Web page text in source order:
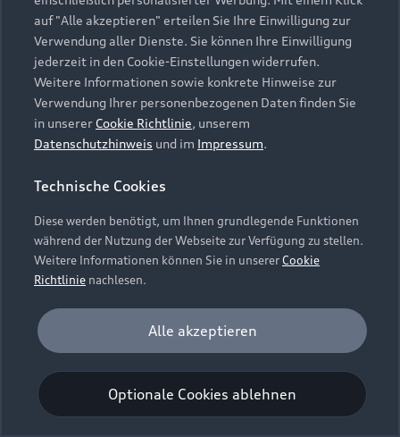
Aktionen & Angebote
Geschäftskunden
Garantie
Audi digital services
myAudi
Händlersuche
Audi Code
Häufige Fragen (FAQ)
Audi Online Beratung
Bordbuch & Bedienungsanleitungen
Verträge kündigen
Vertrag widerrufen
Unternehmen
Karriere
Investor Relations
Presse & Media Center
Datenschutz
Audi erleben
Newsletter
© 2026 AUDI AG. Alle Rechte vorbehalten
Datenschutzinformation
Cookie-Richtlinie
Barrierefreiheit
Digital Services Act
EU Data Act
Embleme am Fahrzeug bei allen Abbildungen auf dieser
Webseite kann abweichen.
auf "Alle akzeptieren" erteilen Sie Ihre Einwilligung zur
Verwendung aller Dienste. Sie können Ihre Einwilligung
jederzeit in den Cookie-Einstellungen widerrufen.
Weitere Informationen sowie konkrete Hinweise zur
Verwendung Ihrer personenbezogenen Daten finden Sie
in unserer Cookie Richtlinie, unserem
Datenschutzhinweis und im Impressum.
Technische Cookies
Diese werden benötigt, um Ihnen grundlegende Funktionen
während der Nutzung der Webseite zur Verfügung zu stellen.
Weitere Informationen können Sie in unsererCookie
Richtlinie nachlesen.
Analyse und Statistik
Performance Cookies sammeln Informationen
darüber, wie unsere Webseite genutzt wird (z. B.
Anzahl der Besuche, Verweildauer). Diese Cookies
werden zur Optimierung der Webseite verwendet.
Optionale Cookies ablehnen
Alle akzeptieren